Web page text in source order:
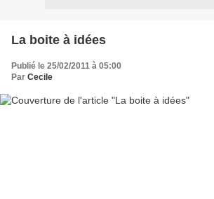
La boite à idées
Publié le 25/02/2011 à 05:00
Par Cecile